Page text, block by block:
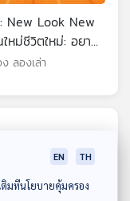
New Look New
หม่ชีวิตใหม่: อยาก
งด 3 อย่าง |
ลองเล่า
EN TH
ติมที่นโยบายคุ้มครอง